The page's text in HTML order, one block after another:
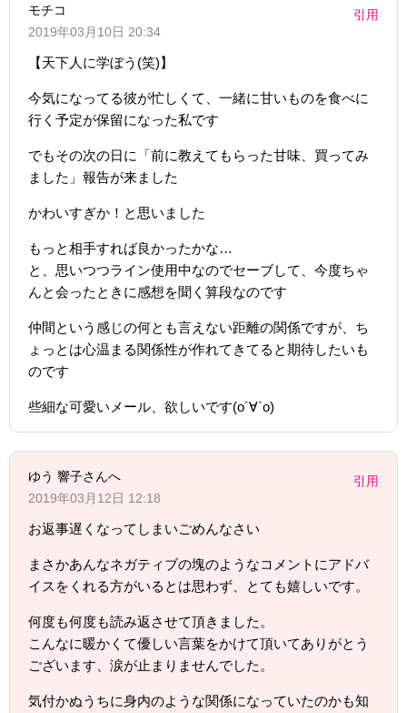
モチコ
2019年03月10日 20:34
引用
【天下人に学ぼう(笑)】
今気になってる彼が忙しくて、一緒に甘いものを食べに
行く予定が保留になった私です
でもその次の日に「前に教えてもらった甘味、買ってみ
ました」報告が来ました
かわいすぎか！と思いました
もっと相手すれば良かったかな…
と、思いつつライン使用中なのでセーブして、今度ちゃ
んと会ったときに感想を聞く算段なのです
仲間という感じの何とも言えない距離の関係ですが、ち
ょっとは心温まる関係性が作れてきてると期待したいも
のです
些細な可愛いメール、欲しいです(о´∀`о)
ゆう 響子さんへ
2019年03月12日 12:18
引用
お返事遅くなってしまいごめんなさい
まさかあんなネガティブの塊のようなコメントにアドバ
イスをくれる方がいるとは思わず、とても嬉しいです。
何度も何度も読み返させて頂きました。
こんなに暖かくて優しい言葉をかけて頂いてありがとう
ございます、涙が止まりませんでした。
気付かぬうちに身内のような関係になっていたのかも知